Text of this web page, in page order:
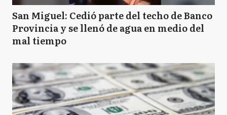
San Miguel: Cedió parte del techo de Banco
Provincia y se llenó de agua en medio del
mal tiempo